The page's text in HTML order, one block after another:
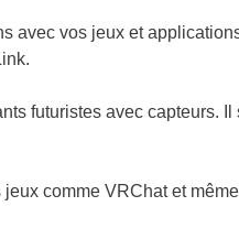
avec vos jeux et
futuristes avec capteurs.
comme VRChat et